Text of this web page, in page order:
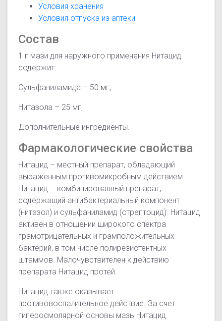
Условия хранения
Условия отпуска из аптеки
Состав
1 г мази для наружного применения Нитацид
содержит:
Сульфаниламида – 50 мг;
Нитазола – 25 мг;
Дополнительные ингредиенты.
Фармакологические свойства
Нитацид – местный препарат, обладающий
выраженным противомикробным действием.
Нитацид – комбинированный препарат,
содержащий антибактериальный компонент
(нитазол) и сульфаниламид (стрептоцид). Нитацид
активен в отношении широкого спектра
грамотрицательных и грамположительных
бактерий, в том числе полирезистентных
штаммов. Малочувствителен к действию
препарата Нитацид протей.
Нитацид также оказывает
противовоспалительное действие. За счет
гиперосмолярной основы мазь Нитацид